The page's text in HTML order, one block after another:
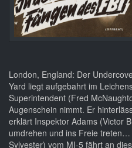
London, England: Der
Yard liegt aufgebahrt im
Superintendent (Fred
Augenschein nimmt. Er
erklärt Inspektor Adams (Victor
umdrehen und ins Freie
Sylvester) vom MI-5 fährt an